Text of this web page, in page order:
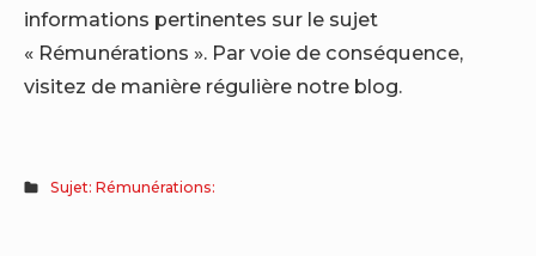
informations pertinentes sur le sujet
« Rémunérations ». Par voie de conséquence,
visitez de manière régulière notre blog.
Sujet: Rémunérations: